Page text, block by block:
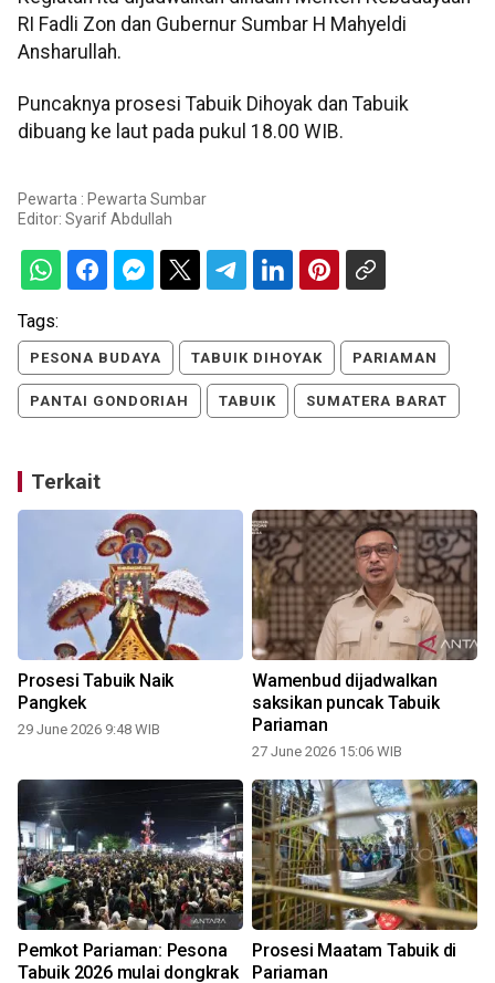
RI Fadli Zon dan Gubernur Sumbar H Mahyeldi
Ansharullah.
Puncaknya prosesi Tabuik Dihoyak dan Tabuik
dibuang ke laut pada pukul 18.00 WIB.
Pewarta : Pewarta Sumbar
Editor: Syarif Abdullah
Tags:
PESONA BUDAYA TABUIK DIHOYAK PARIAMAN
PANTAI GONDORIAH TABUIK SUMATERA BARAT
Terkait
Prosesi Tabuik Naik
Pangkek
29 June 2026 9:48 WIB
Wamenbud dijadwalkan
saksikan puncak Tabuik
Pariaman
27 June 2026 15:06 WIB
Pemkot Pariaman: Pesona
Tabuik 2026 mulai dongkrak
Prosesi Maatam Tabuik di
Pariaman